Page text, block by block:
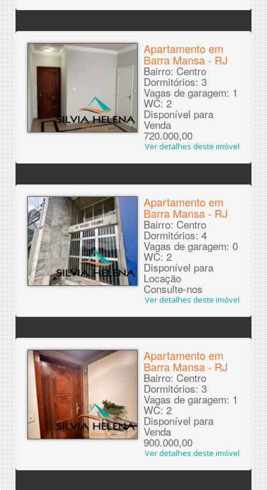
Apartamento em
Barra Mansa - RJ
Bairro: Centro
Dormitórios: 3
Vagas de garagem: 1
WC: 2
Disponível para
Venda
720.000,00
Ver detalhes deste imóvel
Apartamento em
Barra Mansa - RJ
Bairro: Centro
Dormitórios: 4
Vagas de garagem: 0
WC: 2
Disponível para
Locação
Consulte-nos
Ver detalhes deste imóvel
Apartamento em
Barra Mansa - RJ
Bairro: Centro
Dormitórios: 3
Vagas de garagem: 1
WC: 2
Disponível para
Venda
900.000,00
Ver detalhes deste imóvel